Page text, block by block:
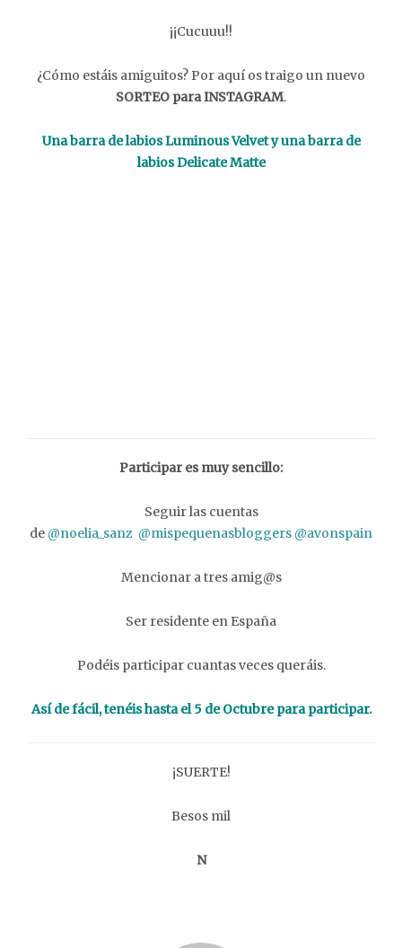
¡¡Cucuuu!!
¿Cómo estáis amiguitos? Por aquí os traigo un nuevo
SORTEO para INSTAGRAM.
Una barra de labios Luminous Velvet y una barra de
labios Delicate Matte
Participar es muy sencillo:
Seguir las cuentas
de @noelia_sanz @mispequenasbloggers @avonspain
Mencionar a tres amig@s
Ser residente en España
Podéis participar cuantas veces queráis.
Así de fácil, tenéis hasta el 5 de Octubre para participar.
¡SUERTE!
Besos mil
N